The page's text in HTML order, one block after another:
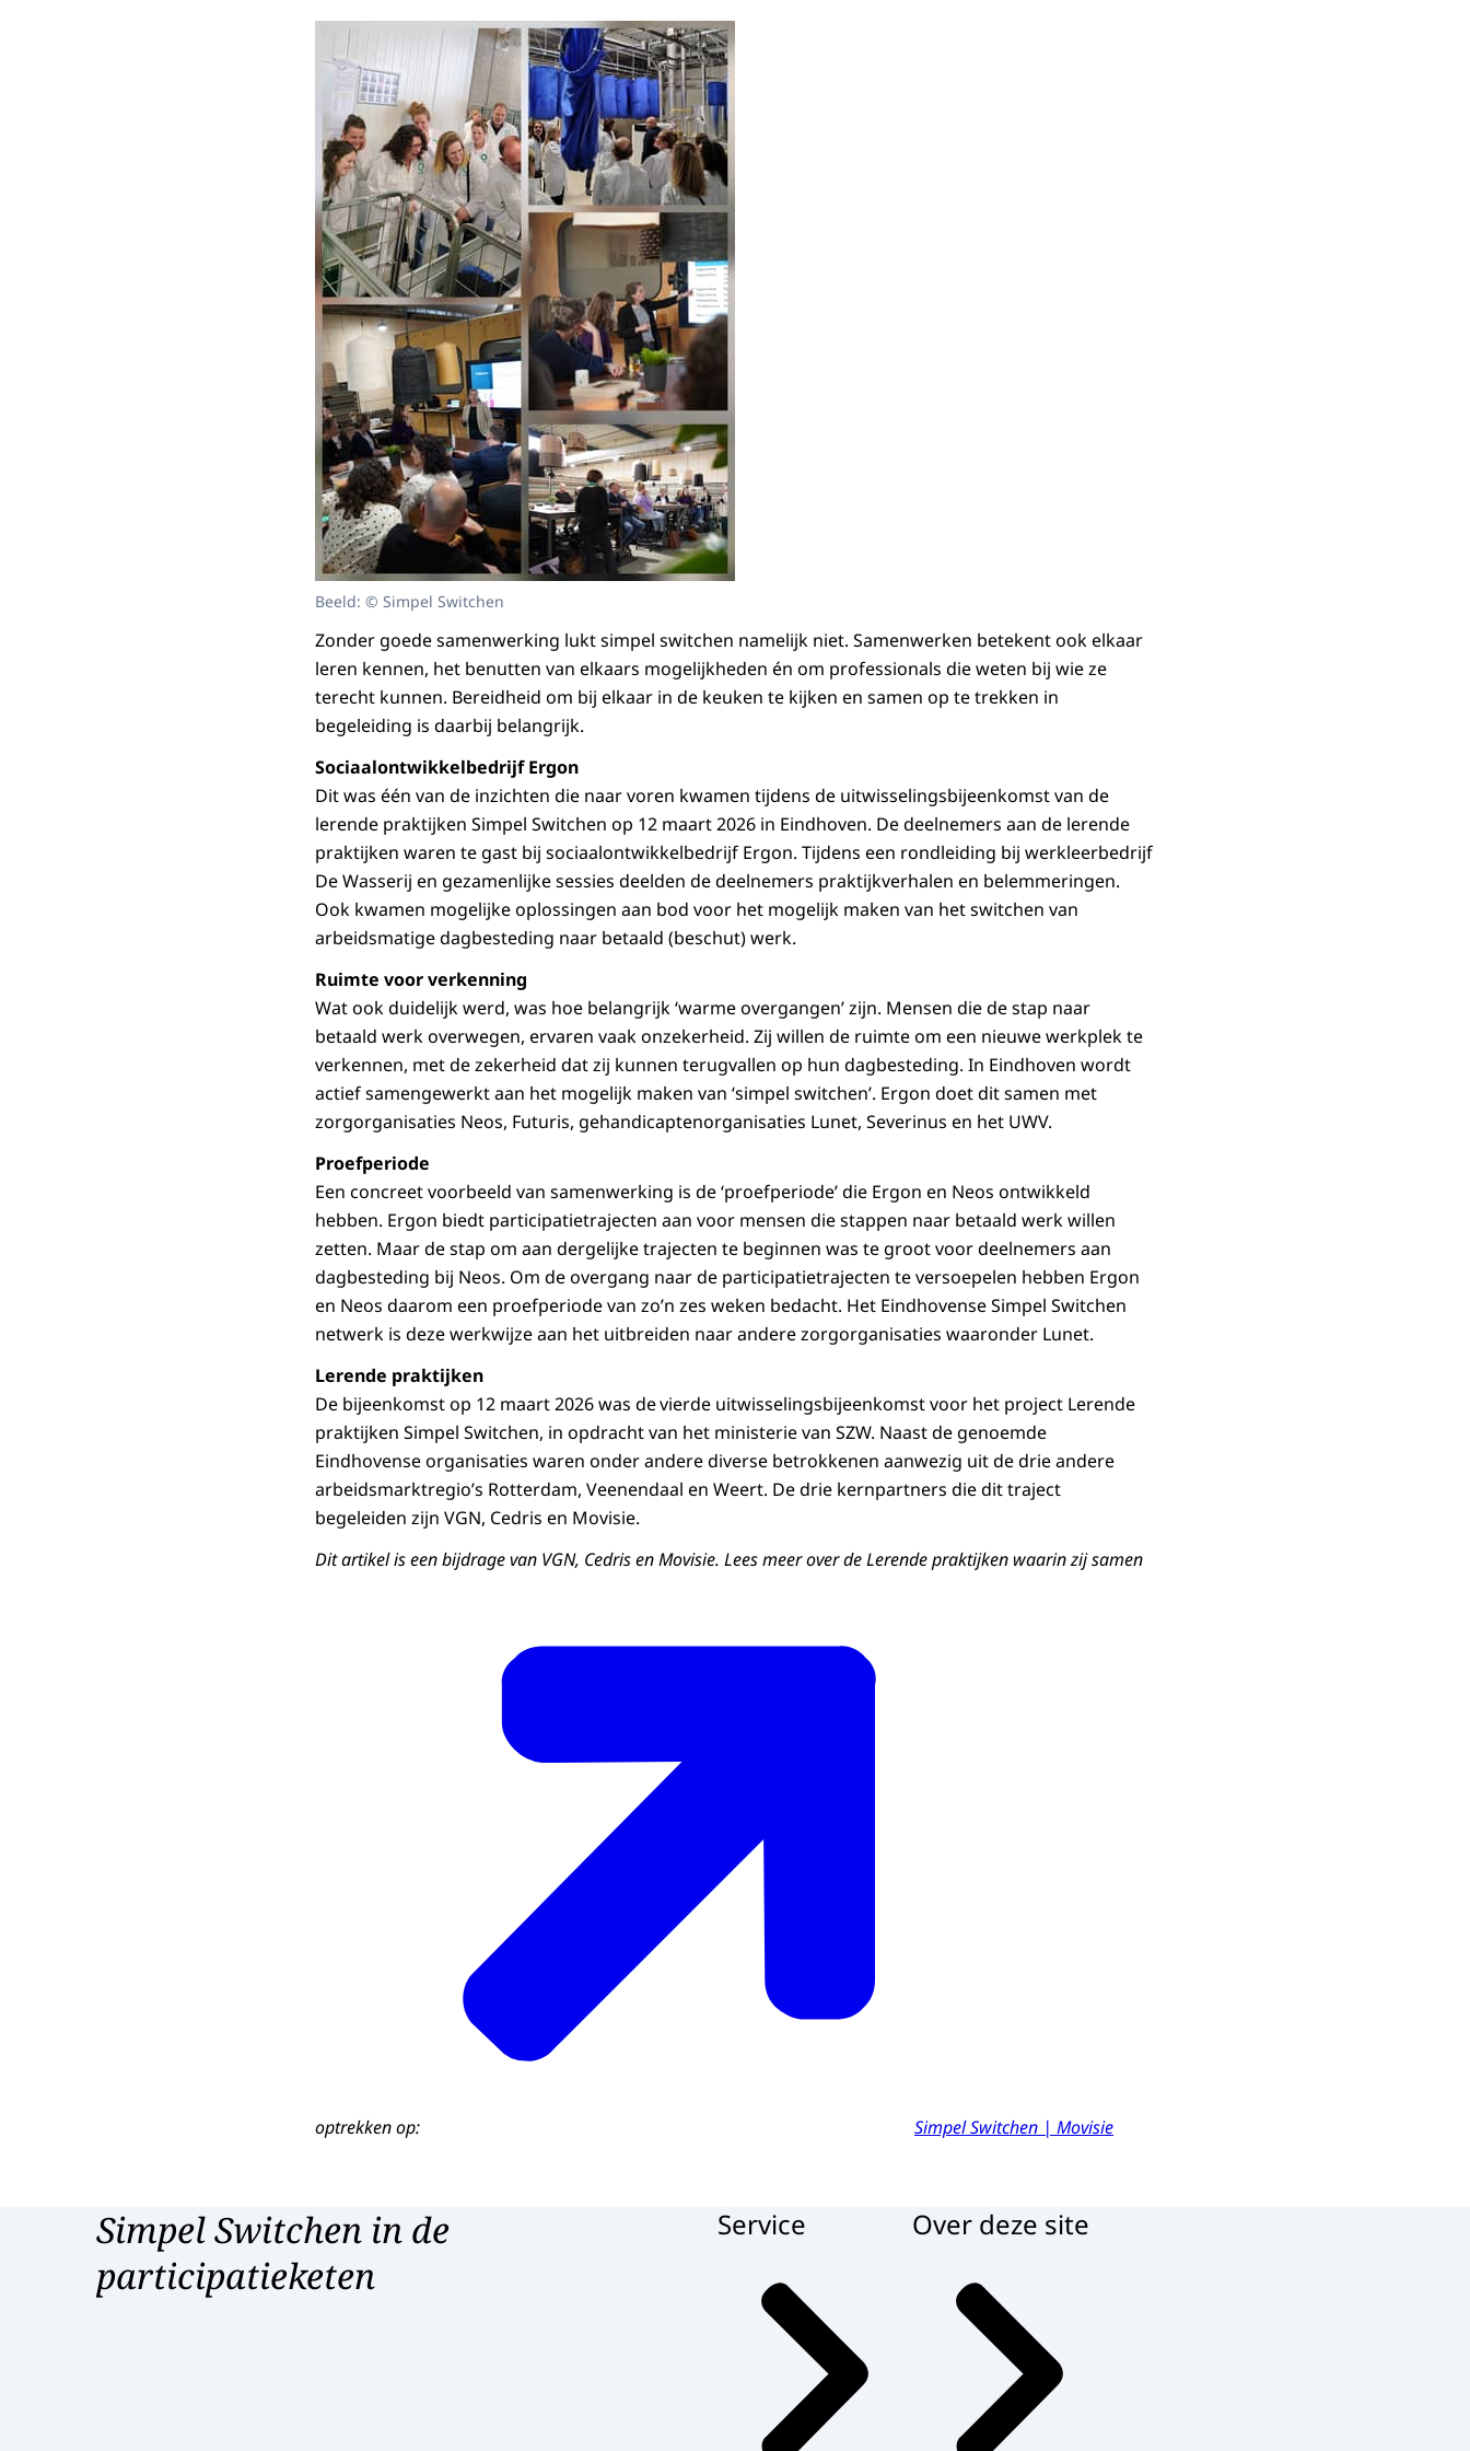
Beeld: © Simpel Switchen
Zonder goede samenwerking lukt simpel switchen namelijk niet. Samenwerken betekent ook elkaar
leren kennen, het benutten van elkaars mogelijkheden én om professionals die weten bij wie ze
terecht kunnen. Bereidheid om bij elkaar in de keuken te kijken en samen op te trekken in
begeleiding is daarbij belangrijk.
Sociaalontwikkelbedrijf Ergon
Dit was één van de inzichten die naar voren kwamen tijdens de uitwisselingsbijeenkomst van de
lerende praktijken Simpel Switchen op 12 maart 2026 in Eindhoven. De deelnemers aan de lerende
praktijken waren te gast bij sociaalontwikkelbedrijf Ergon. Tijdens een rondleiding bij werkleerbedrijf
De Wasserij en gezamenlijke sessies deelden de deelnemers praktijkverhalen en belemmeringen.
Ook kwamen mogelijke oplossingen aan bod voor het mogelijk maken van het switchen van
arbeidsmatige dagbesteding naar betaald (beschut) werk.
Ruimte voor verkenning
Wat ook duidelijk werd, was hoe belangrijk ‘warme overgangen’ zijn. Mensen die de stap naar
betaald werk overwegen, ervaren vaak onzekerheid. Zij willen de ruimte om een nieuwe werkplek te
verkennen, met de zekerheid dat zij kunnen terugvallen op hun dagbesteding. In Eindhoven wordt
actief samengewerkt aan het mogelijk maken van ‘simpel switchen’. Ergon doet dit samen met
zorgorganisaties Neos, Futuris, gehandicaptenorganisaties Lunet, Severinus en het UWV.
Proefperiode
Een concreet voorbeeld van samenwerking is de ‘proefperiode’ die Ergon en Neos ontwikkeld
hebben. Ergon biedt participatietrajecten aan voor mensen die stappen naar betaald werk willen
zetten. Maar de stap om aan dergelijke trajecten te beginnen was te groot voor deelnemers aan
dagbesteding bij Neos. Om de overgang naar de participatietrajecten te versoepelen hebben Ergon
en Neos daarom een proefperiode van zo’n zes weken bedacht. Het Eindhovense Simpel Switchen
netwerk is deze werkwijze aan het uitbreiden naar andere zorgorganisaties waaronder Lunet.
Lerende praktijken
De bijeenkomst op 12 maart 2026 was devierde uitwisselingsbijeenkomst voor het project Lerende
praktijken Simpel Switchen, in opdracht van het ministerie van SZW. Naast de genoemde
Eindhovense organisaties waren onder andere diverse betrokkenen aanwezig uit de drie andere
arbeidsmarktregio’s Rotterdam, Veenendaal en Weert. De drie kernpartners die dit traject
begeleiden zijn VGN, Cedris en Movisie.
Dit artikel is een bijdrage van VGN, Cedris en Movisie. Lees meer over de Lerende praktijken waarin zij samen
optrekken op: Simpel Switchen | Movisie
Simpel Switchen in de
participatieketen
Service Over deze site